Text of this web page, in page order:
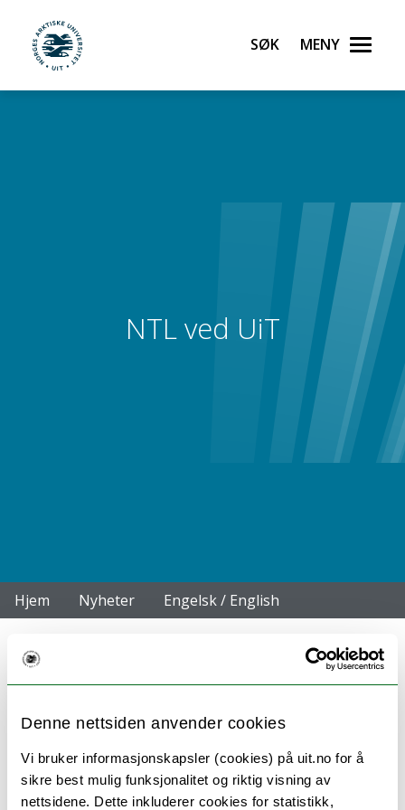
Denne nettsiden anvender cookies
Vi bruker informasjonskapsler (cookies) på uit.no for å
sikre best mulig funksjonalitet og riktig visning av
nettsidene. Dette inkluderer cookies for statistikk,
UiT Noregs arktiske universitet
Søk Meny
NTL ved UiT
Hjem Nyheter Engelsk / English
Arbeidstid og forskningstermin
for vitenskapelig ansatte
Universitetsstyret har vedtatt